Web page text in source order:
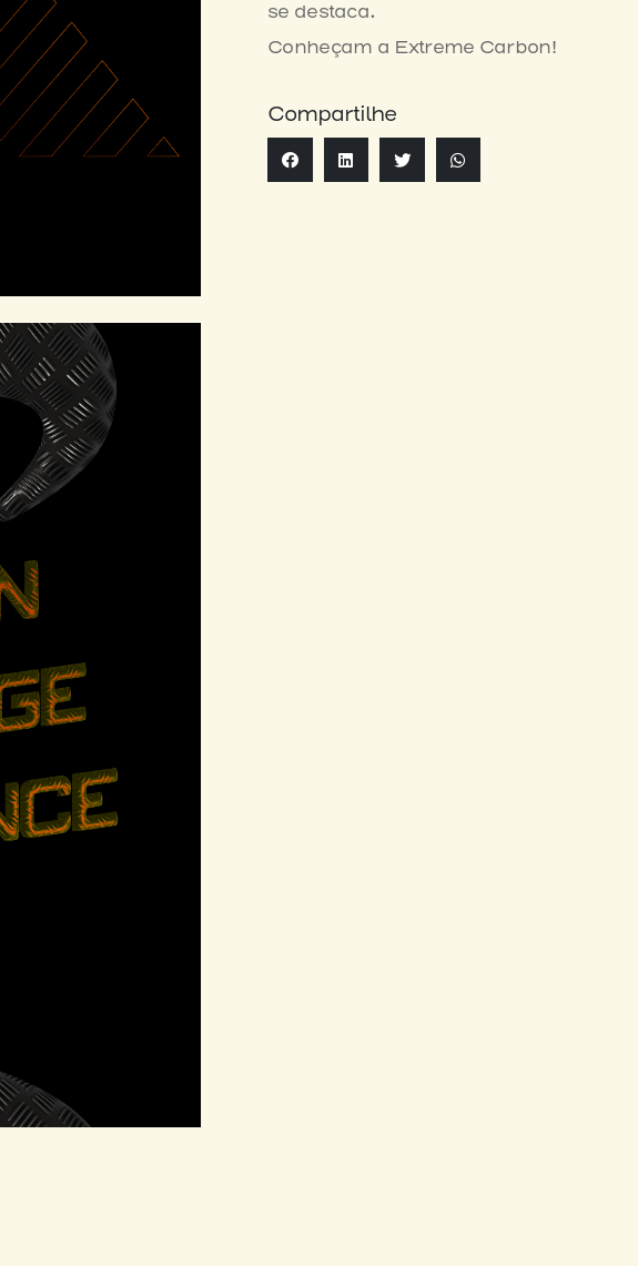
se destaca.
Conheçam a Extreme Carbon!
Compartilhe